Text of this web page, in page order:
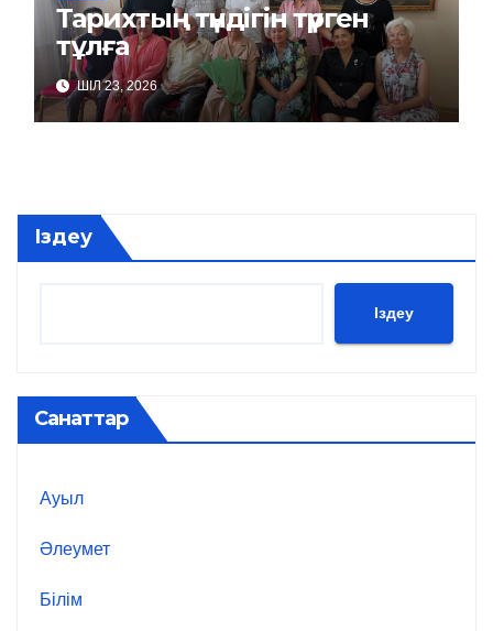
Тарихтың түндігін түрген
тұлға
ШІЛ 23, 2026
Іздеу
Іздеу
Санаттар
Ауыл
Әлеумет
Білім